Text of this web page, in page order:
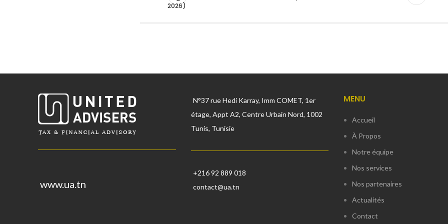
2026)
www.ua.tn
N°37 rue Hedi Karray, Imm COMET, 1er
étage, Appt A2, Centre Urbain Nord, 1002
Tunis, Tunisie
+216 92 889 018
contact@ua.tn
MENU
Accueil
À Propos
Notre équipe
Nos services
Nos partenaires
Actualités
Contact